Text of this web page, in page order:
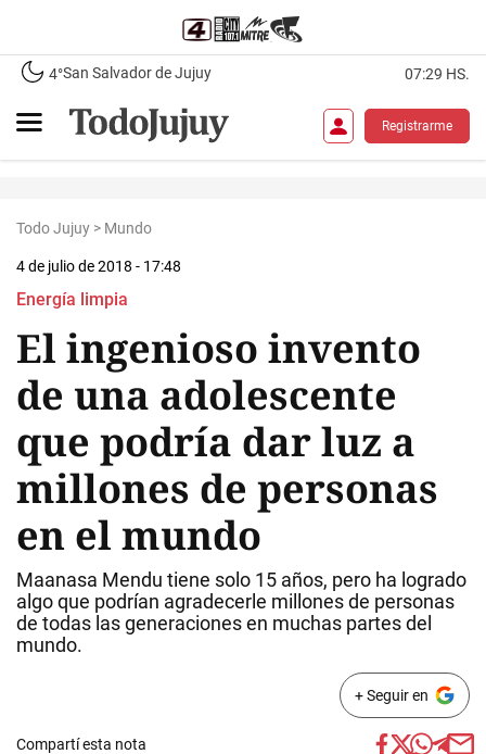
4°San Salvador de Jujuy 07:29 HS.
Registrarme
Todo Jujuy > Mundo
4 de julio de 2018 - 17:48
Energía limpia
El ingenioso invento
de una adolescente
que podría dar luz a
millones de personas
en el mundo
Maanasa Mendu tiene solo 15 años, pero ha logrado
algo que podrían agradecerle millones de personas
de todas las generaciones en muchas partes del
mundo.
+ Seguir en
Compartí esta nota